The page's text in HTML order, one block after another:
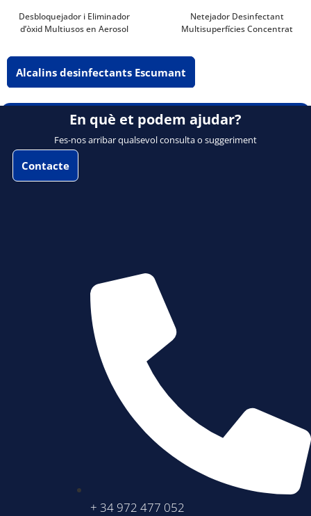
Desbloquejador i Eliminador
d’òxid Multiusos en Aerosol
Netejador Desinfectant
Multisuperfícies Concentrat
Alcalins desinfectants Escumant
En què et podem ajudar?
Fes-nos arribar qualsevol consulta o suggeriment
Contacte
+ 34 972 477 052